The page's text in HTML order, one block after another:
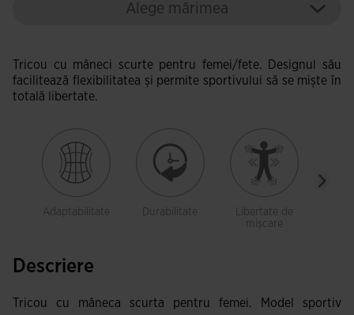
Alege mărimea
Tricou cu mâneci scurte pentru femei/fete. Designul său
facilitează flexibilitatea și permite sportivului să se miște în
totală libertate.
Adaptabilitate Durabilitate
Libertate de
mișcare
Descriere
Tricou cu mâneca scurta pentru femei. Model sportiv